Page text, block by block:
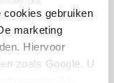
cookies gebruiken
marketing
Hiervoor
zoals Google. U
schade die